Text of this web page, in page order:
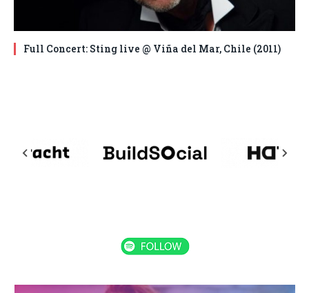
Full Concert: Sting live @ Viña del Mar, Chile (2011)